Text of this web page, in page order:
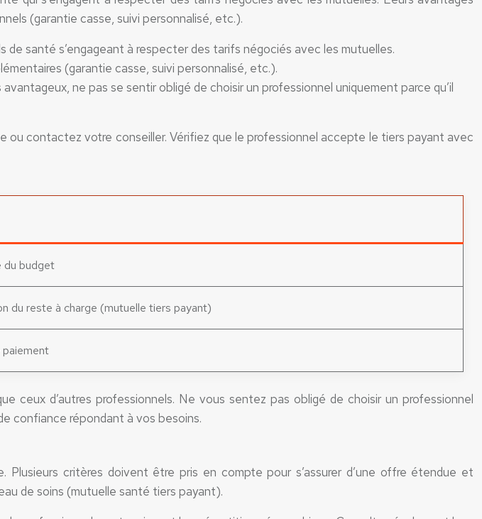
(garantie casse, suivi personnalisé, etc.).
de santé s’engageant à respecter des tarifs négociés avec les mutuelles.
(garantie casse, suivi personnalisé, etc.).
ne pas se sentir obligé de choisir un professionnel uniquement parce qu’il
ou contactez votre conseiller. Vérifiez que le professionnel accepte le tiers payant avec
du budget
du reste à charge (mutuelle tiers payant)
paiement
d’autres professionnels. Ne vous sentez pas obligé de choisir un professionnel
confiance répondant à vos besoins.
critères doivent être pris en compte pour s’assurer d’une offre étendue et
de soins (mutuelle santé tiers payant).